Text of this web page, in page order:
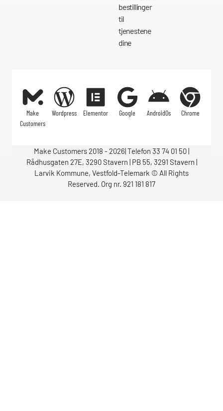
bestillinger
til
tjenestene
dine
Make
Customers
Wordpress Elementor Google AndroidOs Chrome
Make Customers 2018 - 2026| Telefon 33 74 01 50 |
Rådhusgaten 27E, 3290 Stavern | PB 55, 3291 Stavern |
Larvik Kommune, Vestfold-Telemark © All Rights
Reserved. Org nr. 921 181 817